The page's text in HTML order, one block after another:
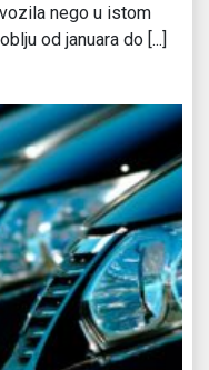
nego u istom
od januara do [...]